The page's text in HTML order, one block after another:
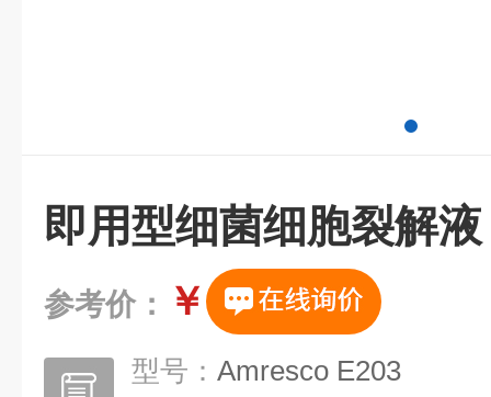
即用型细菌细胞裂解液
参考价： ￥
型号： Amresco E203